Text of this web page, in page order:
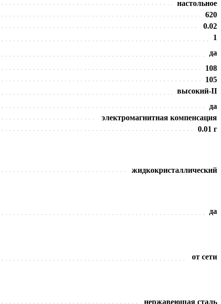
настольное
620
0.02
1
да
108
105
высокий-II
да
электромагнитная компенсация
0.01 г
жидкокристаллический
да
от сети
нержавеющая сталь